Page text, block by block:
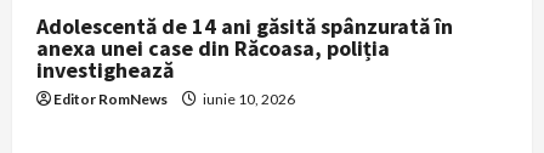
Adolescentă de 14 ani găsită spânzurată în
anexa unei case din Răcoasa, poliția
investighează
Editor RomNews iunie 10, 2026